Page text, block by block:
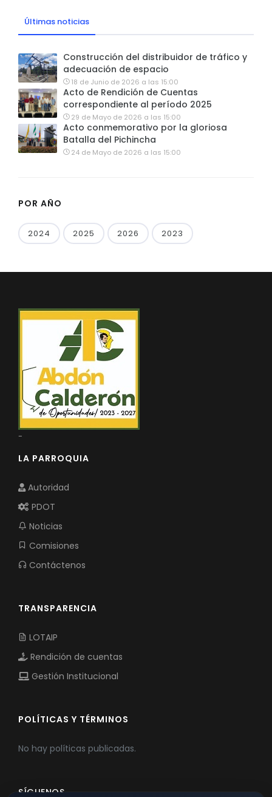
Últimas noticias
Construcción del distribuidor de tráfico y
adecuación de espacio
18 de Junio de 2026 a las 15:00
Acto de Rendición de Cuentas
correspondiente al período 2025
29 de Mayo de 2026 a las 15:00
Acto conmemorativo por la gloriosa
Batalla del Pichincha
24 de Mayo de 2026 a las 15:00
POR AÑO
2024 2025 2026 2023
-
LA PARROQUIA
Autoridad
PDOT
Noticias
Comisiones
Contáctenos
TRANSPARENCIA
LOTAIP
Rendición de cuentas
Gestión Institucional
POLÍTICAS Y TÉRMINOS
No hay políticas publicadas.
SÍGUENOS